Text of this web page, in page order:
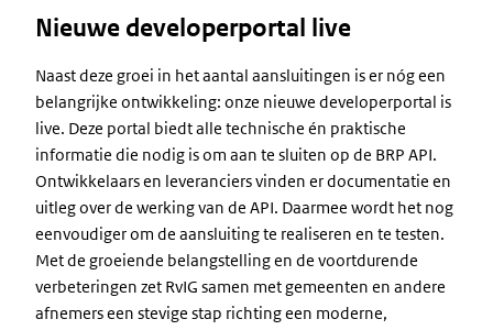
Nieuwe developerportal live
Naast deze groei in het aantal aansluitingen is er nóg een
belangrijke ontwikkeling: onze nieuwe developerportal is
live. Deze portal biedt alle technische én praktische
informatie die nodig is om aan te sluiten op de BRP API.
Ontwikkelaars en leveranciers vinden er documentatie en
uitleg over de werking van de API. Daarmee wordt het nog
eenvoudiger om de aansluiting te realiseren en te testen.
Met de groeiende belangstelling en de voortdurende
verbeteringen zet RvIG samen met gemeenten en andere
afnemers een stevige stap richting een moderne,